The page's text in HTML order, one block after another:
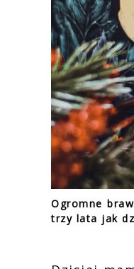
Ogromne
trzy lata jak